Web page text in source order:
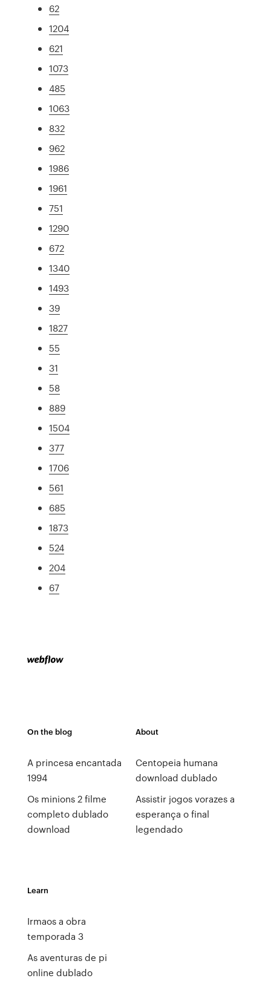
62
1204
621
1073
485
1063
832
962
1986
1961
751
1290
672
1340
1493
39
1827
55
31
58
889
1504
377
1706
561
685
1873
524
204
67
On the blog
A princesa encantada
1994
Os minions 2 filme
completo dublado
download
About
Centopeia humana
download dublado
Assistir jogos vorazes a
esperança o final
legendado
Learn
Irmaos a obra
temporada 3
As aventuras de pi
online dublado